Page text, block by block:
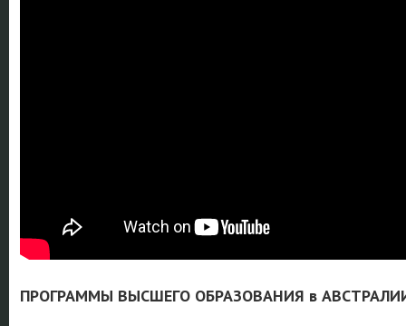
ПРОГРАММЫ ВЫСШЕГО ОБРАЗОВАНИЯ в